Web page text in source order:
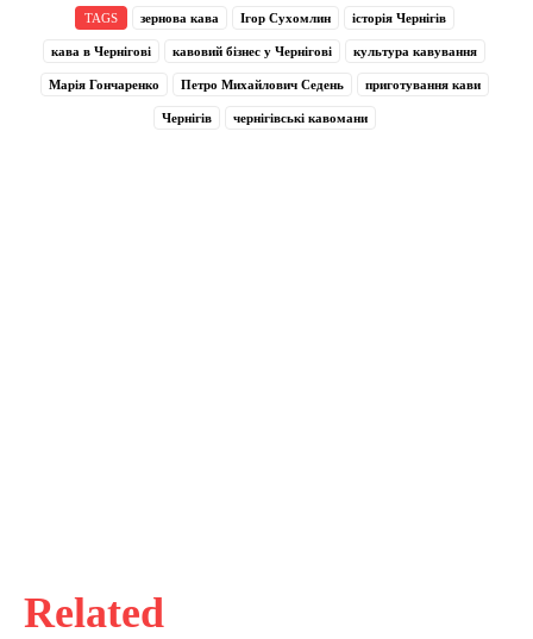
Related
TAGS зернова кава Ігор Сухомлин історія Чернігів
кава в Чернігові кавовий бізнес у Чернігові культура кавування
Марія Гончаренко Петро Михайлович Седень приготування кави
Чернігів чернігівські кавомани